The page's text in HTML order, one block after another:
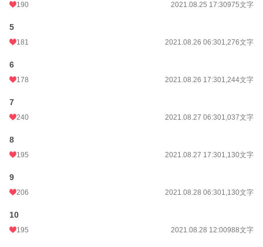
小説
恋愛
お気に入り
24h.ポイント
初回完結日時
月間ポイント
年間ポイント
累計ポイント
190 2021.08.25 17:30975文字
5
181 2021.08.26 06:301,276文字
6
178 2021.08.26 17:301,244文字
7
240 2021.08.27 06:301,037文字
8
195 2021.08.27 17:301,130文字
9
206 2021.08.28 06:301,130文字
10
195 2021.08.28 12:00988文字